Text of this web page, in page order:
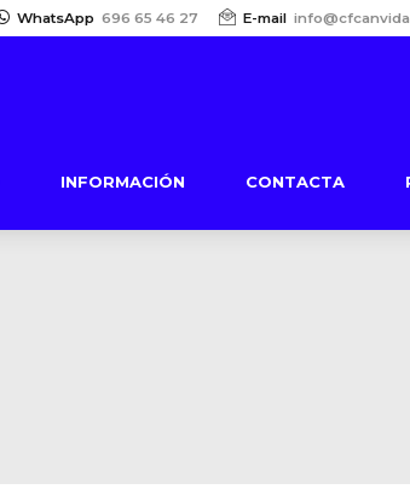
WhatsApp 696 65 46 27 E-mail
INFORMACIÓN CONTACTA